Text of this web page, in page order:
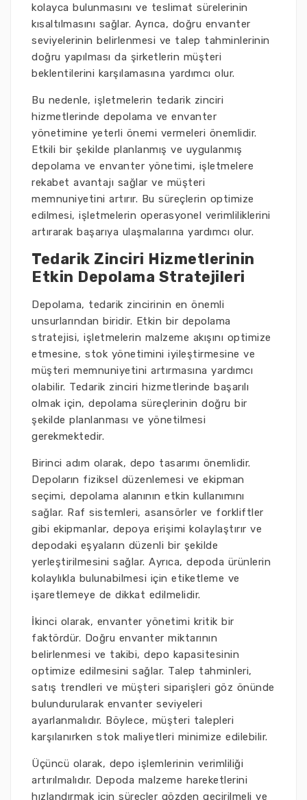
kolayca bulunmasını ve teslimat sürelerinin
kısaltılmasını sağlar. Ayrıca, doğru envanter
seviyelerinin belirlenmesi ve talep tahminlerinin
doğru yapılması da şirketlerin müşteri
beklentilerini karşılamasına yardımcı olur.
Bu nedenle, işletmelerin tedarik zinciri
hizmetlerinde depolama ve envanter
yönetimine yeterli önemi vermeleri önemlidir.
Etkili bir şekilde planlanmış ve uygulanmış
depolama ve envanter yönetimi, işletmelere
rekabet avantajı sağlar ve müşteri
memnuniyetini artırır. Bu süreçlerin optimize
edilmesi, işletmelerin operasyonel verimliliklerini
artırarak başarıya ulaşmalarına yardımcı olur.
Tedarik Zinciri Hizmetlerinin
Etkin Depolama Stratejileri
Depolama, tedarik zincirinin en önemli
unsurlarından biridir. Etkin bir depolama
stratejisi, işletmelerin malzeme akışını optimize
etmesine, stok yönetimini iyileştirmesine ve
müşteri memnuniyetini artırmasına yardımcı
olabilir. Tedarik zinciri hizmetlerinde başarılı
olmak için, depolama süreçlerinin doğru bir
şekilde planlanması ve yönetilmesi
gerekmektedir.
Birinci adım olarak, depo tasarımı önemlidir.
Depoların fiziksel düzenlemesi ve ekipman
seçimi, depolama alanının etkin kullanımını
sağlar. Raf sistemleri, asansörler ve forkliftler
gibi ekipmanlar, depoya erişimi kolaylaştırır ve
depodaki eşyaların düzenli bir şekilde
yerleştirilmesini sağlar. Ayrıca, depoda ürünlerin
kolaylıkla bulunabilmesi için etiketleme ve
işaretlemeye de dikkat edilmelidir.
İkinci olarak, envanter yönetimi kritik bir
faktördür. Doğru envanter miktarının
belirlenmesi ve takibi, depo kapasitesinin
optimize edilmesini sağlar. Talep tahminleri,
satış trendleri ve müşteri siparişleri göz önünde
bulundurularak envanter seviyeleri
ayarlanmalıdır. Böylece, müşteri talepleri
karşılanırken stok maliyetleri minimize edilebilir.
Üçüncü olarak, depo işlemlerinin verimliliği
artırılmalıdır. Depoda malzeme hareketlerini
hızlandırmak için süreçler gözden geçirilmeli ve